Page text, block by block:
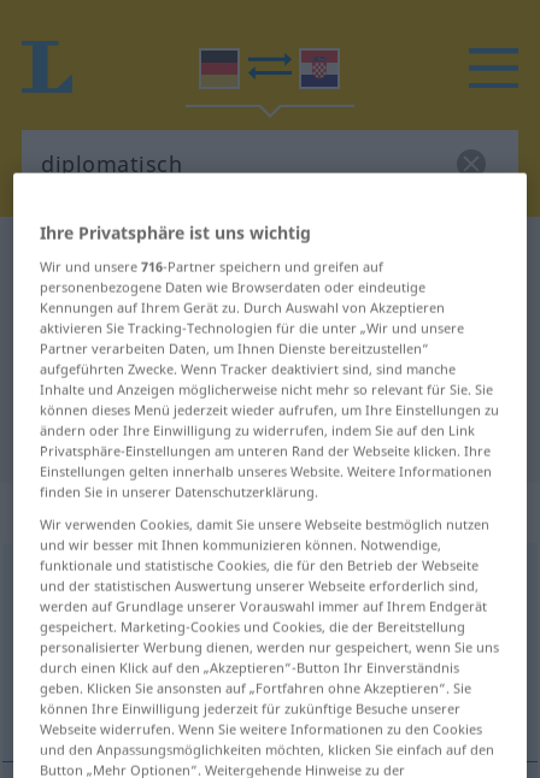
Deutsch-Kroatisch Übersetzung für
"diplomatisch"
"diplomatisch" Kroatisch
Übersetzung
„diplomatisch“ : Adjektiv
diplomatischadja. FIG
Übersicht aller Übersetzungen
(Für mehr Details die Übersetzung anklicken/antippen)
diplomatski
Ihre Privatsphäre ist uns wichtig
Wir und unsere716-Partner speichern und greifen auf
personenbezogene Daten wie Browserdaten oder eindeutige
Kennungen auf Ihrem Gerät zu. Durch Auswahl von Akzeptieren
aktivieren Sie Tracking-Technologien für die unter „Wir und unsere
Partner verarbeiten Daten, um Ihnen Dienste bereitzustellen“
aufgeführten Zwecke. Wenn Tracker deaktiviert sind, sind manche
Inhalte und Anzeigen möglicherweise nicht mehr so relevant für Sie. Sie
können dieses Menü jederzeit wieder aufrufen, um Ihre Einstellungen zu
ändern oder Ihre Einwilligung zu widerrufen, indem Sie auf den Link
Privatsphäre-Einstellungen am unteren Rand der Webseite klicken. Ihre
Einstellungen gelten innerhalb unseres Website. Weitere Informationen
finden Sie in unserer Datenschutzerklärung.
Wir verwenden Cookies, damit Sie unsere Webseite bestmöglich nutzen
und wir besser mit Ihnen kommunizieren können. Notwendige,
funktionale und statistische Cookies, die für den Betrieb der Webseite
und der statistischen Auswertung unserer Webseite erforderlich sind,
werden auf Grundlage unserer Vorauswahl immer auf Ihrem Endgerät
gespeichert. Marketing-Cookies und Cookies, die der Bereitstellung
personalisierter Werbung dienen, werden nur gespeichert, wenn Sie uns
durch einen Klick auf den „Akzeptieren“-Button Ihr Einverständnis
geben. Klicken Sie ansonsten auf „Fortfahren ohne Akzeptieren“. Sie
können Ihre Einwilligung jederzeit für zukünftige Besuche unserer
Webseite widerrufen. Wenn Sie weitere Informationen zu den Cookies
und den Anpassungsmöglichkeiten möchten, klicken Sie einfach auf den
Button „Mehr Optionen“. Weitergehende Hinweise zu der